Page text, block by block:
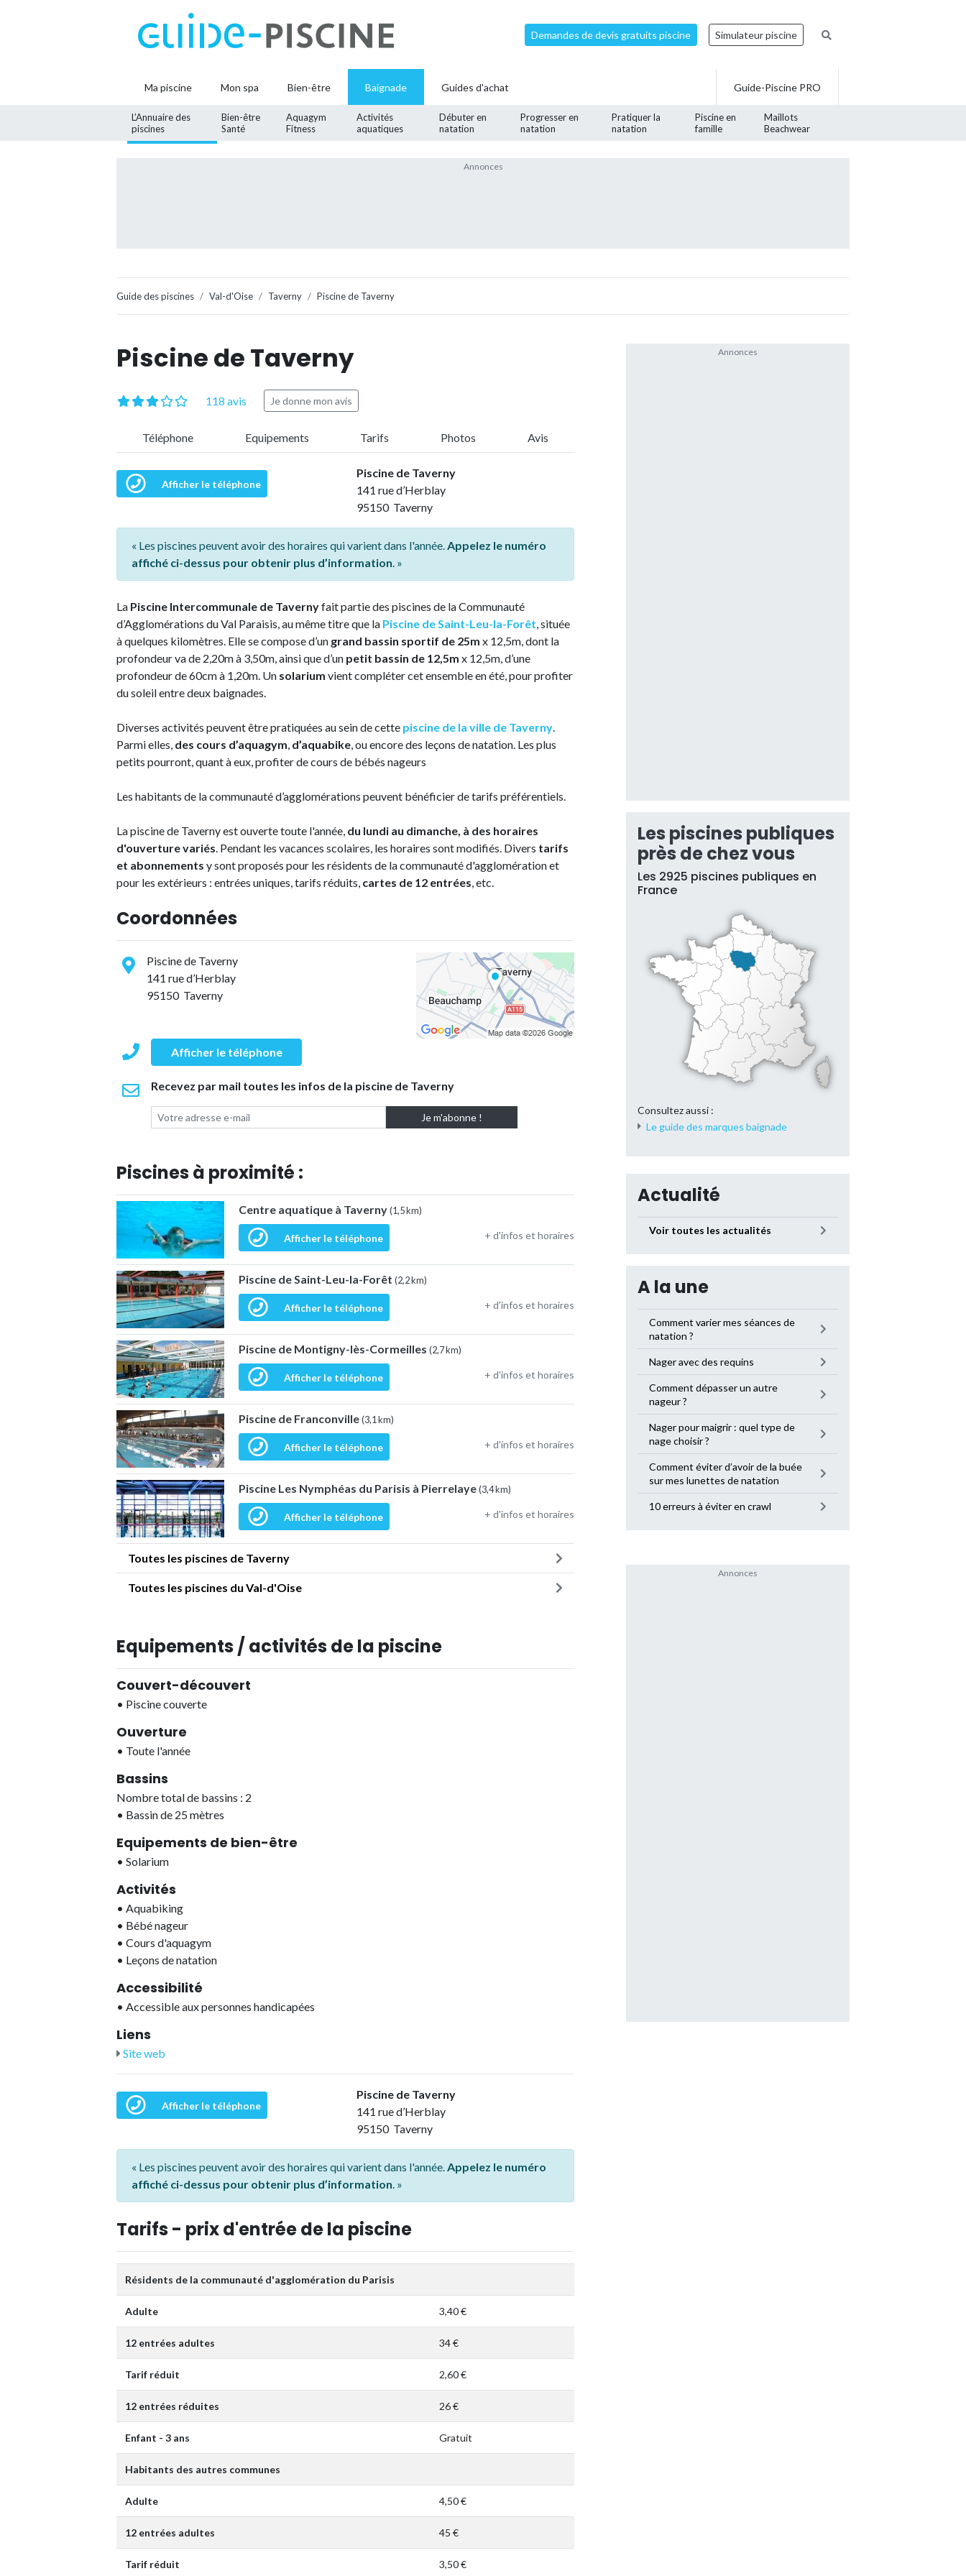
Demandes de devis gratuits piscine Simulateur piscine
Ma piscine Mon spa Bien-être Baignade
L’Annuaire des
piscines
Bien-être
Santé
Aquagym
Fitness
Activités
aquatiques
Débuter en
natation
Progresser en
natation
Pratiquer la
natation
Piscine en
famille
Maillots
Beachwear
Guides d'achat Guide-Piscine PRO
Guide des piscines Val-d'Oise Taverny Piscine de Taverny
Piscine de Taverny
118 avis Je donne mon avis
Téléphone Equipements Tarifs Photos Avis
Afficher le téléphone
Piscine de Taverny
141 rue d’Herblay
95150 Taverny
« Les piscines peuvent avoir des horaires qui varient dans l'année.Appelez le numéro
affiché ci-dessus pour obtenir plus d’information. »
La Piscine Intercommunale de Tavernyfait partie des piscines de la Communauté
d’Agglomérations du Val Paraisis, au même titre que la Piscine de Saint-Leu-la-Forêt, située
à quelques kilomètres. Elle se compose d’un grand bassin sportif de 25m x 12,5m, dont la
profondeur va de 2,20m à 3,50m, ainsi que d’un petit bassin de 12,5m x 12,5m, d’une
profondeur de 60cm à 1,20m. Un solarium vient compléter cet ensemble en été, pour profiter
du soleil entre deux baignades.
Diverses activités peuvent être pratiquées au sein de cette piscine de la ville de Taverny.
Parmi elles, des cours d’aquagym, d’aquabike, ou encore des leçons de natation. Les plus
petits pourront, quant à eux, profiter de cours de bébés nageurs
Les habitants de la communauté d’agglomérations peuvent bénéficier de tarifs préférentiels.
La piscine de Taverny est ouverte toute l'année, du lundi au dimanche, à des horaires
d'ouverture variés. Pendant les vacances scolaires, les horaires sont modifiés. Divers tarifs
et abonnements y sont proposés pour les résidents de la communauté d'agglomération et
pour les extérieurs : entrées uniques, tarifs réduits, cartes de 12 entrées, etc.
Coordonnées
Piscine de Taverny
141 rue d’Herblay
95150 Taverny
Afficher le téléphone
Recevez par mail toutes les infos de la piscine de Taverny
Piscines à proximité :
Centre aquatique à Taverny(1,5 km)
Afficher le téléphone + d'infos et horaires
Piscine de Saint-Leu-la-Forêt (2,2 km)
Afficher le téléphone + d'infos et horaires
Piscine de Montigny-lès-Cormeilles (2,7 km)
Afficher le téléphone + d'infos et horaires
Piscine de Franconville(3,1 km)
Afficher le téléphone + d'infos et horaires
Piscine Les Nymphéas du Parisis à Pierrelaye(3,4 km)
Afficher le téléphone + d'infos et horaires
Toutes les piscines de Taverny
Toutes les piscines du Val-d'Oise
Equipements / activités de la piscine
Couvert-découvert
• Piscine couverte
Ouverture
• Toute l'année
Bassins
Nombre total de bassins : 2
• Bassin de 25 mètres
Equipements de bien-être
• Solarium
Activités
• Aquabiking
• Bébé nageur
• Cours d'aquagym
• Leçons de natation
Accessibilité
• Accessible aux personnes handicapées
Liens
Site web
Afficher le téléphone
Piscine de Taverny
141 rue d’Herblay
95150 Taverny
« Les piscines peuvent avoir des horaires qui varient dans l'année.Appelez le numéro
affiché ci-dessus pour obtenir plus d’information. »
Tarifs - prix d'entrée de la piscine
Résidents de la communauté d'agglomération du Parisis
Adulte 3,40 €
12 entrées adultes 34 €
Tarif réduit 2,60 €
12 entrées réduites 26 €
Enfant - 3 ans Gratuit
Habitants des autres communes
Adulte 4,50 €
12 entrées adultes 45 €
Tarif réduit 3,50 €
Les piscines publiques
près de chez vous
Les 2925 piscines publiques en
France
Consultez aussi :
Le guide des marques baignade
Actualité
Voir toutes les actualités
A la une
Comment varier mes séances de
natation ?
Nager avec des requins
Comment dépasser un autre
nageur ?
Nager pour maigrir : quel type de
nage choisir ?
Comment éviter d’avoir de la buée
sur mes lunettes de natation
10 erreurs à éviter en crawl